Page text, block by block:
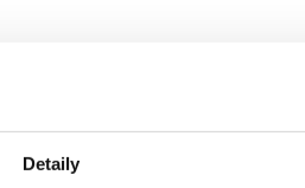
Detaily